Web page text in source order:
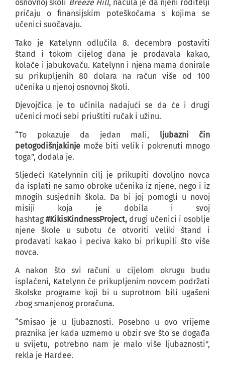
osnovnoj školi Breeze Hill, načula je da njeni roditelji
pričaju o finansijskim poteškoćama s kojima se
učenici suočavaju.
Tako je Katelynn odlučila 8. decembra postaviti
štand i tokom cijelog dana je prodavala kakao,
kolače i jabukovaču. Katelynn i njena mama donirale
su prikupljenih 80 dolara na račun više od 100
učenika u njenoj osnovnoj školi.
Djevojčica je to učinila nadajući se da će i drugi
učenici moći sebi priuštiti ručak i užinu.
“To pokazuje da jedan mali, ljubazni čin
petogodišnjakinje može biti velik i pokrenuti mnogo
toga”, dodala je.
Sljedeći Katelynnin cilj je prikupiti dovoljno novca
da isplati ne samo obroke učenika iz njene, nego i iz
mnogih susjednih škola. Da bi joj pomogli u novoj
misiji koja je dobila i svoj
hashtag#KikisKindnessProject, drugi učenici i osoblje
njene škole u subotu će otvoriti veliki štand i
prodavati kakao i peciva kako bi prikupili što više
novca.
A nakon što svi računi u cijelom okrugu budu
isplaćeni, Katelynn će prikupljenim novcem podržati
školske programe koji bi u suprotnom bili ugašeni
zbog smanjenog proračuna.
“Smisao je u ljubaznosti. Posebno u ovo vrijeme
praznika jer kada uzmemo u obzir sve što se događa
u svijetu, potrebno nam je malo više ljubaznosti”,
rekla je Hardee.